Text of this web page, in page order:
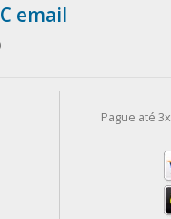
email
Pague até